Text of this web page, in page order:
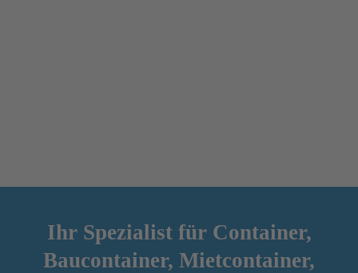
Ihr Spezialist für Container,
Baucontainer, Mietcontainer,